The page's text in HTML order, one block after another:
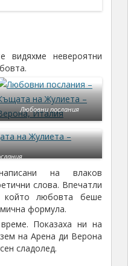
на Арена ди Верона
февруари
с кърпата и
изкушение.
вътре, защото входа
и влязох. Обиколих
стъпала. Невероятно
и акустика за